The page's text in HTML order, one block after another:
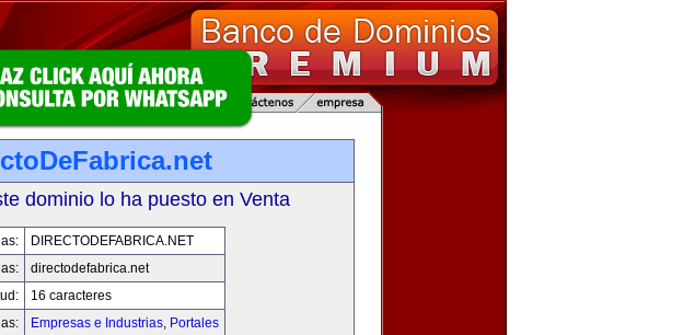
dominio lo ha puesto en Venta
DIRECTODEFABRICA.NET
directodefabrica.net
16 caracteres
Empresas e Industrias, Portales